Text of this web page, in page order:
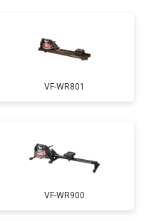
VF-WR801
VF-WR900